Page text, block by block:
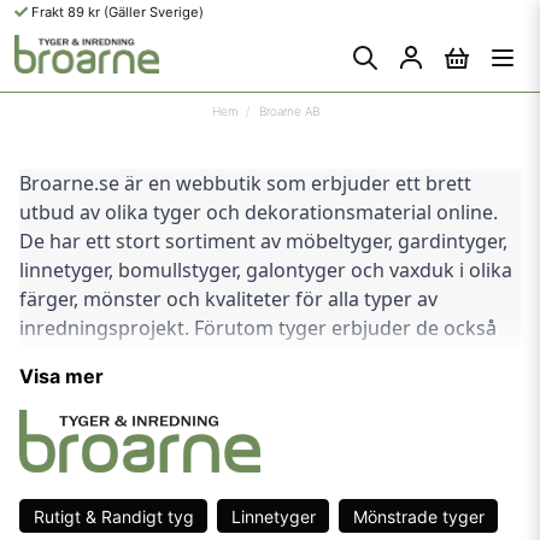
Frakt 89 kr (Gäller Sverige)
Hem Broarne AB
Broarne.se är en webbutik som erbjuder ett brett
utbud av olika tyger och dekorationsmaterial online.
De har ett stort sortiment av möbeltyger, gardintyger,
linnetyger, bomullstyger, galontyger och vaxduk i olika
färger, mönster och kvaliteter för alla typer av
inredningsprojekt. Förutom tyger erbjuder de också
heminredningsprojekt ännu mer personliga.
Broarne.se har fokus på att erbjuda hög kvalitet på
alla sina produkter till konkurrenskraftiga priser. De
arbetar med pålitliga leverantörer och tillverkare för
att säkerställa att kunderna får produkter av högsta
Visa mer
Rutigt & Randigt tyg Linnetyger Mönstrade tyger